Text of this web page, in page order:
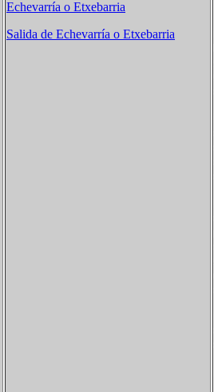
Echevarría o Etxebarria
Salida de Echevarría o Etxebarria